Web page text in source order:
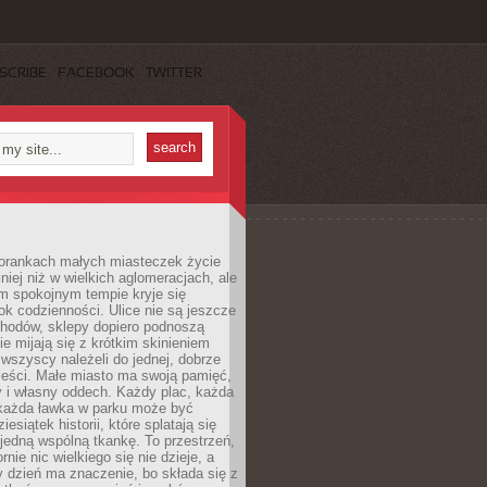
FACEBOOK TWITTER
małych miasteczek życie
niż w wielkich aglomeracjach, ale
spokojnym tempie kryje się
codzienności. Ulice nie są jeszcze
sklepy dopiero podnoszą
mijają się z krótkim skinieniem
wszyscy należeli do jednej, dobrze
Małe miasto ma swoją pamięć,
i własny oddech. Każdy plac, każda
ławka w parku może być
historii, które splatają się
wspólną tkankę. To przestrzeń,
nic wielkiego się nie dzieje, a
dzień ma znaczenie, bo składa się z